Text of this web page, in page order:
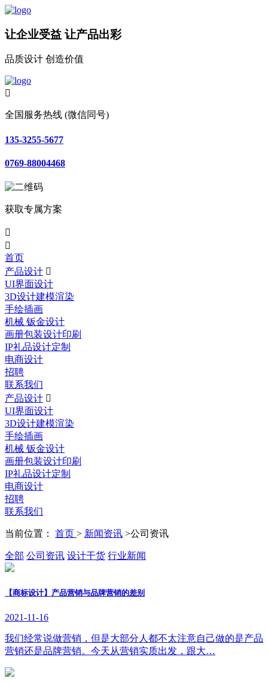
让企业受益 让产品出彩
品质设计 创造价值

全国服务热线 (微信同号)
135-3255-5677
0769-88004468
获取专属方案


首页
产品设计 
UI界面设计
3D设计建模渲染
手绘插画
机械 钣金设计
画册包装设计印刷
IP礼品设计定制
电商设计
招聘
联系我们
产品设计 
UI界面设计
3D设计建模渲染
手绘插画
机械 钣金设计
画册包装设计印刷
IP礼品设计定制
电商设计
招聘
联系我们
当前位置： 首页 > 新闻资讯 >公司资讯
全部 公司资讯 设计干货 行业新闻
【商标设计】产品营销与品牌营销的差别
2021-11-16
我们经常说做营销，但是大部分人都不太注意自己做的是产品
营销还是品牌营销。今天从营销实质出发，跟大…